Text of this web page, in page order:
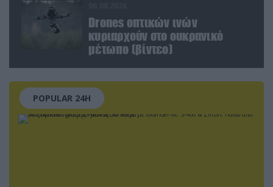
Drones οπτικών ινών
κυριαρχούν στο ουκρανικό
μέτωπο (βίντεο)
POPULAR 24H